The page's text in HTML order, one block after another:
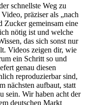
schnellste Weg zu
präziser als „nach
Zucker gemeinsam eine
nötig ist und welche
das sich sonst nur
Videos zeigen dir, wie
ein Schritt so und
genau diesen
reproduzierbar sind,
nächsten aufbaut, statt
sein. Wir haben acht der
deutschen Markt